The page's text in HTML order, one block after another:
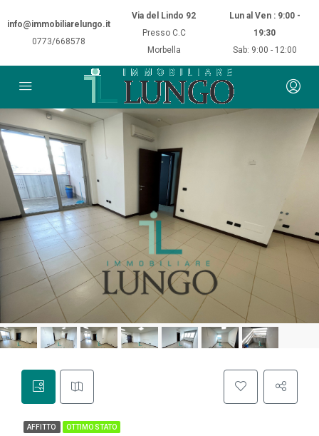
info@immobiliarelungo.it
0773/668578
Via del Lindo 92
Presso C.C
Morbella
Lun al Ven : 9:00 -
19:30
Sab: 9:00 - 12:00
AFFITTO OTTIMO STATO